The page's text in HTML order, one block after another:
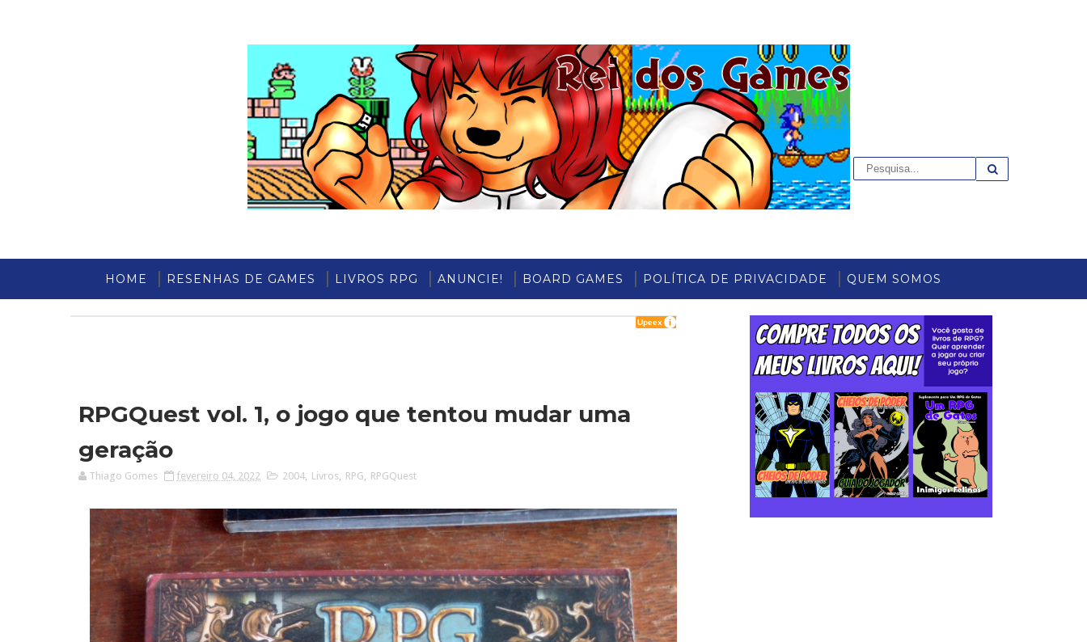
HOME RESENHAS DE GAMES LIVROS RPG ANUNCIE! BOARD GAMES POLÍTICA DE PRIVACIDADE QUEM SOMOS
RPGQuest vol. 1, o jogo que tentou mudar uma
geração
Thiago Gomes fevereiro 04, 2022 2004, Livros RPG RPGQuest